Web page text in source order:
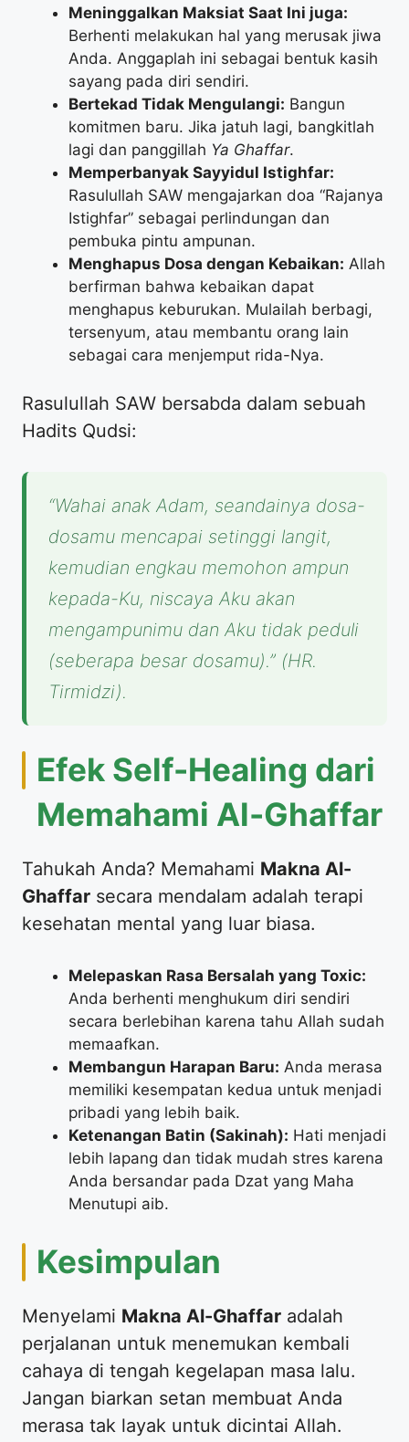
Meninggalkan Maksiat Saat Ini juga:
Berhenti melakukan hal yang merusak jiwa
Anda. Anggaplah ini sebagai bentuk kasih
sayang pada diri sendiri.
Bertekad Tidak Mengulangi: Bangun
komitmen baru. Jika jatuh lagi, bangkitlah
lagi dan panggillah Ya Ghaffar.
Memperbanyak Sayyidul Istighfar:
Rasulullah SAW mengajarkan doa “Rajanya
Istighfar” sebagai perlindungan dan
pembuka pintu ampunan.
Menghapus Dosa dengan Kebaikan: Allah
berfirman bahwa kebaikan dapat
menghapus keburukan. Mulailah berbagi,
tersenyum, atau membantu orang lain
sebagai cara menjemput rida-Nya.
Rasulullah SAW bersabda dalam sebuah
Hadits Qudsi:
“Wahai anak Adam, seandainya dosa-
dosamu mencapai setinggi langit,
kemudian engkau memohon ampun
kepada-Ku, niscaya Aku akan
mengampunimu dan Aku tidak peduli
(seberapa besar dosamu).” (HR.
Tirmidzi).
Efek Self-Healing dari
Memahami Al-Ghaffar
Tahukah Anda? Memahami Makna Al-
Ghaffar secara mendalam adalah terapi
kesehatan mental yang luar biasa.
Melepaskan Rasa Bersalah yang Toxic:
Anda berhenti menghukum diri sendiri
secara berlebihan karena tahu Allah sudah
memaafkan.
Membangun Harapan Baru: Anda merasa
memiliki kesempatan kedua untuk menjadi
pribadi yang lebih baik.
Ketenangan Batin (Sakinah): Hati menjadi
lebih lapang dan tidak mudah stres karena
Anda bersandar pada Dzat yang Maha
Menutupi aib.
Kesimpulan
Menyelami Makna Al-Ghaffar adalah
perjalanan untuk menemukan kembali
cahaya di tengah kegelapan masa lalu.
Jangan biarkan setan membuat Anda
merasa tak layak untuk dicintai Allah.